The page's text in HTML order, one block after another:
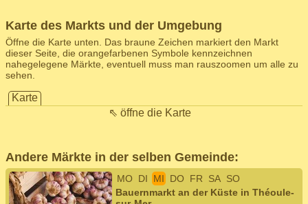
Karte des Markts und der Umgebung
Öffne die Karte unten. Das braune Zeichen markiert den Markt
dieser Seite, die orangefarbenen Symbole kennzeichnen
nahegelegene Märkte, eventuell muss man rauszoomen um alle zu
sehen.
Karte
⇖ öffne die Karte
Andere Märkte in der selben Gemeinde:
MO DI MI DO FR SA SO
Bauernmarkt an der Küste in Théoule-